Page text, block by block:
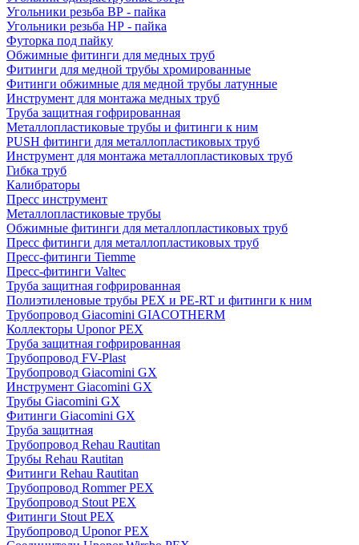
Угольники резьба ВР - пайка
Угольники резьба НР - пайка
Футорка под пайку
Обжимные фитинги для медных труб
Фитинги для медной трубы хромированные
Фитинги обжимные для медной трубы латунные
Инструмент для монтажа медных труб
Труба защитная гофрированная
Металлопластиковые трубы и фитинги к ним
PUSH фитинги для металлопластиковых труб
Инструмент для монтажа металлопластиковых труб
Гибка труб
Калибраторы
Пресс инструмент
Металлопластиковые трубы
Обжимные фитинги для металлопластиковых труб
Пресс фитинги для металлопластиковых труб
Пресс-фитинги Tiemme
Пресс-фитинги Valtec
Труба защитная гофрированная
Полиэтиленовые трубы PEX и PE-RT и фитинги к ним
Трубопровод Giacomini GIACOTHERM
Коллекторы Uponor PEX
Труба защитная гофрированная
Трубопровод FV-Plast
Трубопровод Giacomini GX
Инструмент Giacomini GX
Трубы Giacomini GX
Фитинги Giacomini GX
Труба защитная
Трубопровод Rehau Rautitan
Трубы Rehau Rautitan
Фитинги Rehau Rautitan
Трубопровод Rommer PEX
Трубопровод Stout PEX
Фитинги Stout PEX
Трубопровод Uponor PEX